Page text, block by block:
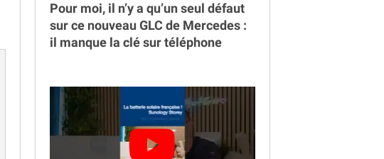
Pour moi, il n’y a qu’un seul défaut
sur ce nouveau GLC de Mercedes :
il manque la clé sur téléphone